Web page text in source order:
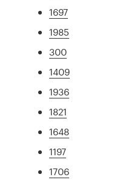
1697
1985
300
1409
1936
1821
1648
1197
1706